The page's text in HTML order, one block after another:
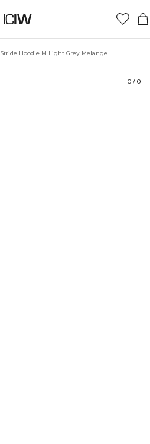
Stride Hoodie M Light Grey Melange
0 / 0